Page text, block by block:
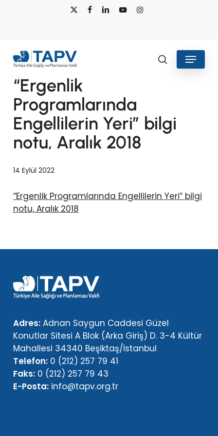
x-
facebooklinkedin youtubeinstagram
search
Menu
“Ergenlik
Programlarında
Engellilerin Yeri” bilgi
notu, Aralık 2018
14 Eylül 2022
“Ergenlik Programlarında Engellilerin Yeri” bilgi
notu, Aralık 2018
Adres:Adnan Saygun Caddesi Güzel
Konutlar Sitesi A Blok (Arka Giriş) D. 3-4 Kültür
Mahallesi 34340 Beşiktaş/İstanbul
Telefon: 0 (212) 257 79 41
Faks:0 (212) 257 79 43
E-Posta: info@tapv.org.tr